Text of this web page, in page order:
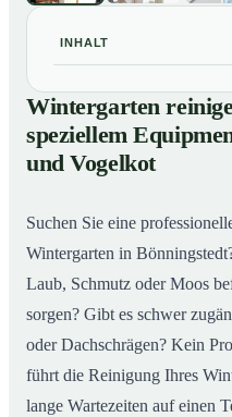
INHALT
Wintergarten reinigen
Equipment gegen
02 So läuft eine
Wintergarten in
Wintergarten
speziellem
und Vogelkot
Suchen Sie eine
Wintergarten in
Laub, Schmutz oder Moos
sorgen? Gibt es schwer
oder Dachschrägen? Kein
führt die Reinigung Ihres
lange Wartezeiten auf einen